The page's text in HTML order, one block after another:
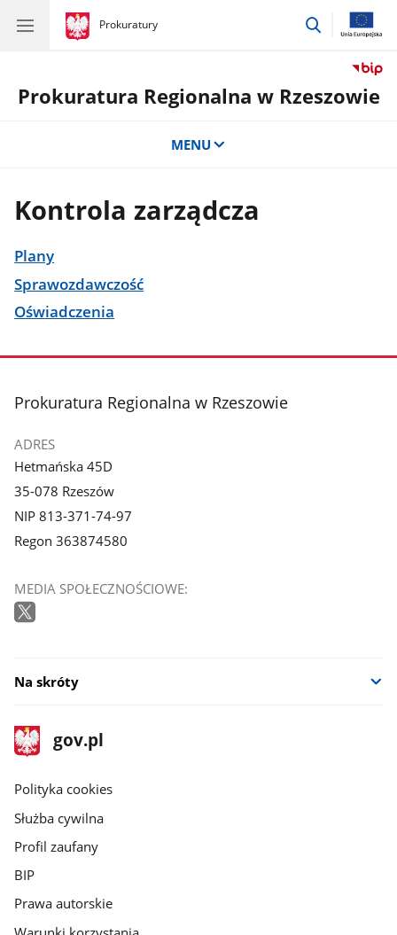
gov.pl
Prokuratury
gov.pl
Prokuratury
przejdź
Prokuratura Regionalna w Rzeszowie
MENU
Kontrola zarządcza
Plany
Sprawozdawczość
Oświadczenia
stopka
Prokuratura Regionalna w Rzeszowie
ADRES
Hetmańska 45D
35-078 Rzeszów
NIP 813-371-74-97
Regon 363874580
MEDIA SPOŁECZNOŚCIOWE:
Na skróty
stopka
gov.pl
Strona
gov.pl
gov.pl
Polityka cookies
Służba cywilna
Profil zaufany
BIP
Prawa autorskie